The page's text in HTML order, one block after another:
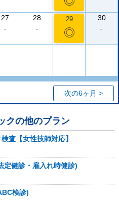
27
-
28
-
29
◎
30
-
次の6ヶ月 >
クの他のプラン
査【女性技師対応】
健診・雇入れ時健診)
検診)